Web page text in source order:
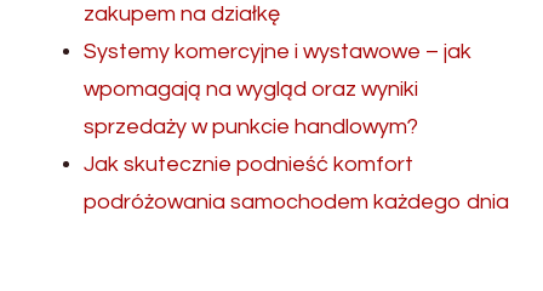
zakupem na działkę
Systemy komercyjne i wystawowe – jak
wpomagają na wygląd oraz wyniki
sprzedaży w punkcie handlowym?
Jak skutecznie podnieść komfort
podróżowania samochodem każdego dnia